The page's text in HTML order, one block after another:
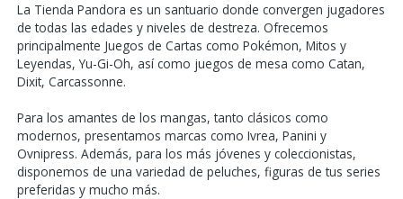
La Tienda Pandora es un santuario donde convergen jugadores
de todas las edades y niveles de destreza. Ofrecemos
principalmente Juegos de Cartas como Pokémon, Mitos y
Leyendas, Yu-Gi-Oh, así como juegos de mesa como Catan,
Dixit, Carcassonne.
Para los amantes de los mangas, tanto clásicos como
modernos, presentamos marcas como Ivrea, Panini y
Ovnipress. Además, para los más jóvenes y coleccionistas,
disponemos de una variedad de peluches, figuras de tus series
preferidas y mucho más.